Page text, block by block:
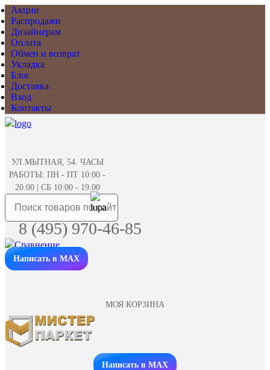
Акции
Распродажи
Дизайнерам
Оплата
Обмен и возврат
Укладка
Блог
Доставка
Вход
Контакты
УЛ.МЫТНАЯ, 54. ЧАСЫ
РАБОТЫ: ПН - ПТ 10:00 -
20.00 | СБ 10:00 - 19.00
8 (495) 970-46-85
Написать в MAX
МОЯ КОРЗИНА
Заказать звонок
Написать в MAX